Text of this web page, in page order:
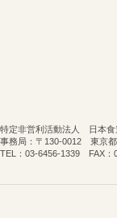
特定非営利活動法人 日本食
事務局：〒130-0012 東京
TEL：03-6456-1339 FAX：